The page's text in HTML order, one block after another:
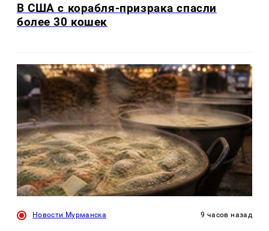
В США с корабля-призрака спасли
более 30 кошек
Новости Мурманска 9 часов назад